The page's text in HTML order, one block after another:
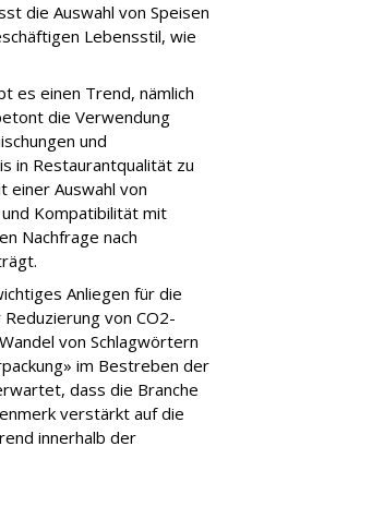
die Auswahl von Speisen
Lebensstil, wie
es einen Trend, nämlich
die Verwendung
und
in Restaurantqualität zu
einer Auswahl von
Kompatibilität mit
Nachfrage nach
Anliegen für die
von CO2-
von Schlagwörtern
im Bestreben der
dass die Branche
verstärkt auf die
innerhalb der